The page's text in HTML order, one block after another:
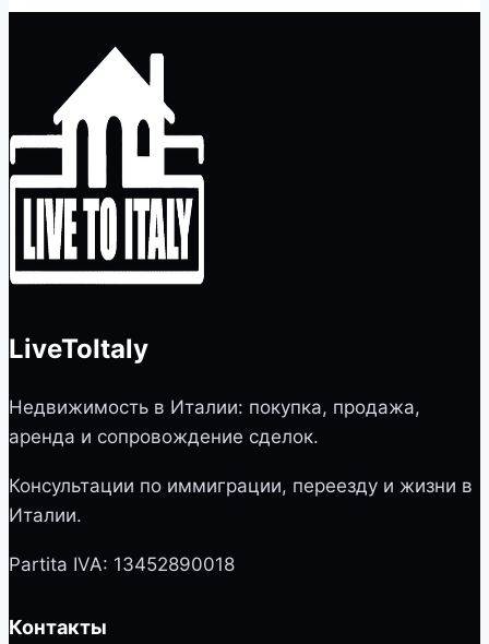
LiveToItaly
Недвижимость в Италии: покупка, продажа,
аренда и сопровождение сделок.
Консультации по иммиграции, переезду и жизни в
Италии.
Partita IVA: 13452890018
Контакты